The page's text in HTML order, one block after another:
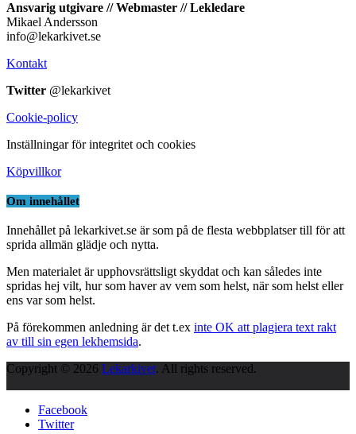
Ansvarig utgivare // Webmaster // Lekledare
Mikael Andersson
info@lekarkivet.se
Kontakt
Twitter @lekarkivet
Cookie-policy
Inställningar för integritet och cookies
Köpvillkor
Om innehållet
Innehållet på lekarkivet.se är som på de flesta webbplatser till för att
sprida allmän glädje och nytta.
Men materialet är upphovsrättsligt skyddat och kan således inte
spridas hej vilt, hur som haver av vem som helst, när som helst eller
ens var som helst.
På förekommen anledning är det t.ex inte OK att plagiera text rakt
av till sin egen lekhemsida.
Copyright © 2026 Lekarkivet. All rights reserved.
Facebook
Twitter